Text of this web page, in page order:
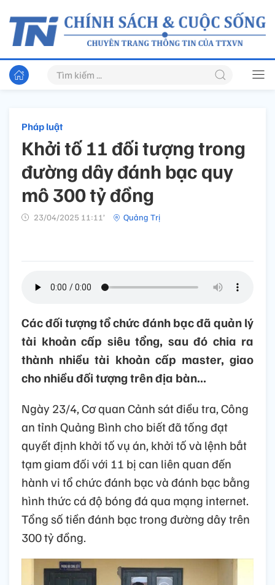
Pháp luật
Khởi tố 11 đối tượng trong
đường dây đánh bạc quy
mô 300 tỷ đồng
23/04/2025 11:11’ Quảng Trị
Các đối tượng tổ chức đánh bạc đã quản lý
tài khoản cấp siêu tổng, sau đó chia ra
thành nhiều tài khoản cấp master, giao
cho nhiều đối tượng trên địa bàn...
Ngày 23/4, Cơ quan Cảnh sát điều tra, Công
an tỉnh Quảng Bình cho biết đã tống đạt
quyết định khởi tố vụ án, khởi tố và lệnh bắt
tạm giam đối với 11 bị can liên quan đến
hành vi tổ chức đánh bạc và đánh bạc bằng
hình thức cá độ bóng đá qua mạng internet.
Tổng số tiền đánh bạc trong đường dây trên
300 tỷ đồng.